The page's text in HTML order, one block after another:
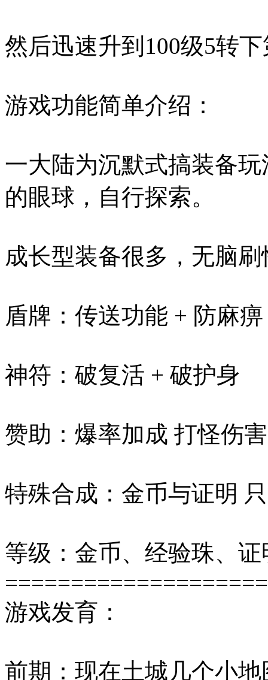
然后迅速升到100级5转
游戏功能简单介绍：
一大陆为沉默式搞装备
的眼球，自行探索。
成长型装备很多，无脑
盾牌：传送功能 + 防麻
神符：破复活 + 破护身
赞助：爆率加成 打怪伤
特殊合成：金币与证明
等级：金币、经验珠、
游戏发育：
前期：现在土城几个小